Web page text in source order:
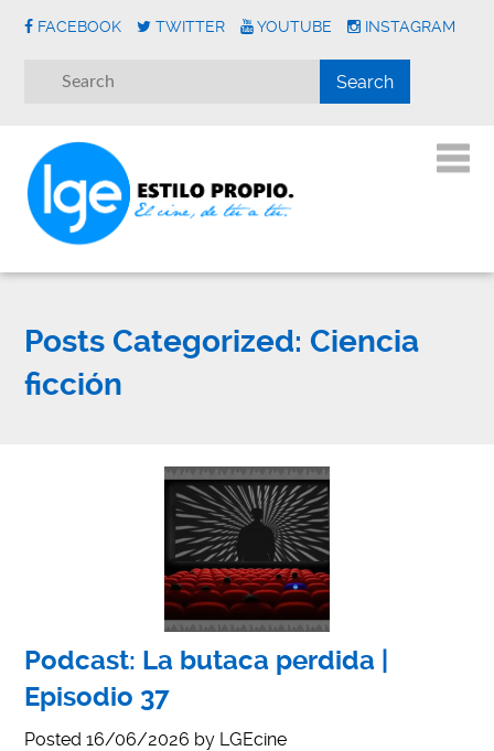
FACEBOOK TWITTER YOUTUBE INSTAGRAM
Posts Categorized: Ciencia
ficción
Podcast: La butaca perdida |
Episodio 37
Posted16/06/2026 by LGEcine